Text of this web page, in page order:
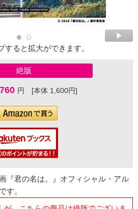
すると拡大ができます。
絶版
円 [本体 1,600円]
『君の名は。』オフィシャル・アル
す。